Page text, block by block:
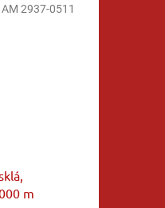
m
AM 2937-0511